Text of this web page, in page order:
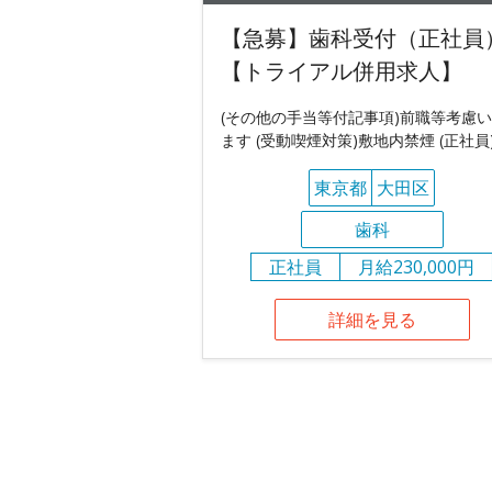
【急募】歯科受付（正社員）
【トライアル併用求人】
(その他の手当等付記事項)前職等考慮
ます (受動喫煙対策)敷地内禁煙 (正社
東京都 大田区
歯科
正社員
月給230,000円
詳細を見る